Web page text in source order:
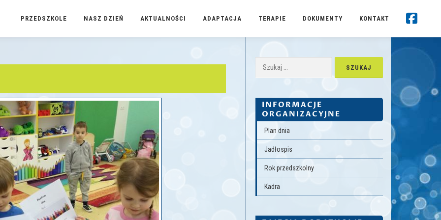
PRZEDSZKOLE NASZ DZIEŃ AKTUALNOŚCI ADAPTACJA TERAPIE DOKUMENTY KONTAKT
Szukaj:
INFORMACJE
ORGANIZACYJNE
Plan dnia
Jadłospis
Rok przedszkolny
Kadra